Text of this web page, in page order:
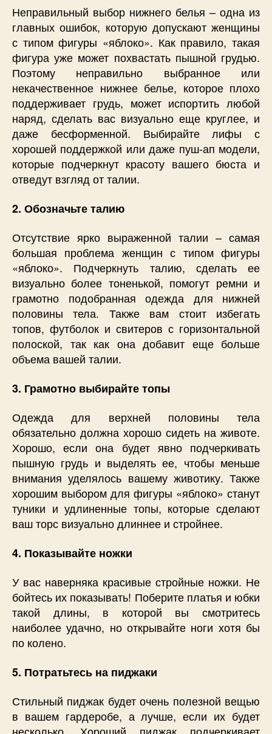
Неправильный выбор нижнего белья – одна из
главных ошибок, которую допускают женщины
с типом фигуры «яблоко». Как правило, такая
фигура уже может похвастать пышной грудью.
Поэтому неправильно выбранное или
некачественное нижнее белье, которое плохо
поддерживает грудь, может испортить любой
наряд, сделать вас визуально еще круглее, и
даже бесформенной. Выбирайте лифы с
хорошей поддержкой или даже пуш-ап модели,
которые подчеркнут красоту вашего бюста и
отведут взгляд от талии.
2. Обозначьте талию
Отсутствие ярко выраженной талии – самая
большая проблема женщин с типом фигуры
«яблоко». Подчеркнуть талию, сделать ее
визуально более тоненькой, помогут ремни и
грамотно подобранная одежда для нижней
половины тела. Также вам стоит избегать
топов, футболок и свитеров с горизонтальной
полоской, так как она добавит еще больше
объема вашей талии.
3. Грамотно выбирайте топы
Одежда для верхней половины тела
обязательно должна хорошо сидеть на животе.
Хорошо, если она будет явно подчеркивать
пышную грудь и выделять ее, чтобы меньше
внимания уделялось вашему животику. Также
хорошим выбором для фигуры «яблоко» станут
туники и удлиненные топы, которые сделают
ваш торс визуально длиннее и стройнее.
4. Показывайте ножки
У вас наверняка красивые стройные ножки. Не
бойтесь их показывать! Поберите платья и юбки
такой длины, в которой вы смотритесь
наиболее удачно, но открывайте ноги хотя бы
по колено.
5. Потратьтесь на пиджаки
Стильный пиджак будет очень полезной вещью
в вашем гардеробе, а лучше, если их будет